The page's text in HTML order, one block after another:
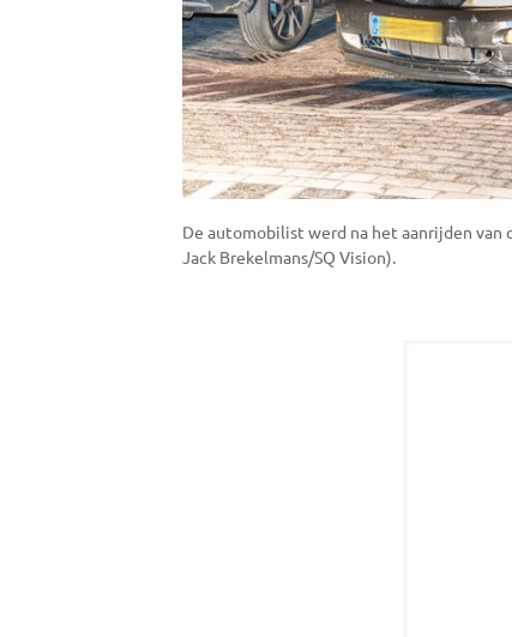
De automobilist werd na het aanrijden
Jack Brekelmans/SQ Vision).